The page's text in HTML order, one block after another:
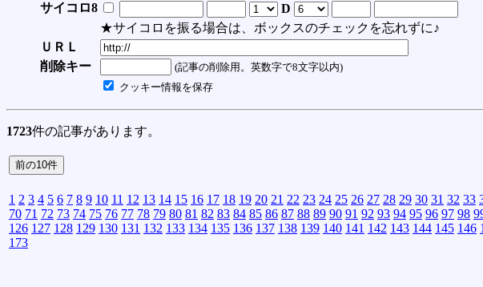
サイコロ8
D
★サイコロを振る場合は、ボックスのチェックを忘れずに♪
ＵＲＬ
削除キー
(記事の削除用。英数字で8文字以内)
クッキー情報を保存
1723件の記事があります。
1 2 3 4 5 6 7 8 9 10 11 12 13 14 15 16 17 18 19 20 21 22 23 24 25 26 27 28 29 30 31 32 33
70 71 72 73 74 75 76 77 78 79 80 81 82 83 84 85 86 87 88 89 90 91 92 93 94 95 96 97 98
126 127 128 129 130 131 132 133 134 135 136 137 138 139 140 141 142 143 144 145 146
173